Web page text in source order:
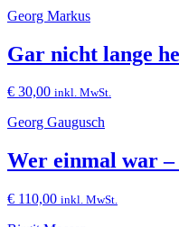
Georg Markus
Gar nicht lange
€ 30,00 inkl. MwSt.
Georg Gaugusch
Wer einmal war
€ 110,00 inkl. MwSt.